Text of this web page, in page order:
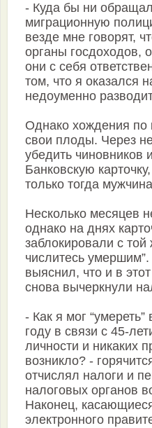
- Куда бы ни
миграционную
везде мне говорят,
органы госдоходов,
они с себя
том, что я оказался
недоуменно
Однако хождения по
свои плоды. Через
убедить чиновников
Банковскую
только тогда
Несколько месяцев
однако на днях
заблокировали с
числитесь
выяснил, что и в
снова вычеркнули
- Как я мог
году в связи с 45-
личности и никаких
возникло? -
отчислял налоги и
налоговых органов
Наконец,
электронного